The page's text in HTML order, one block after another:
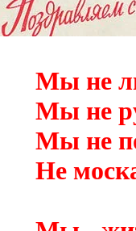
Мы не
Мы не
Мы не
Не